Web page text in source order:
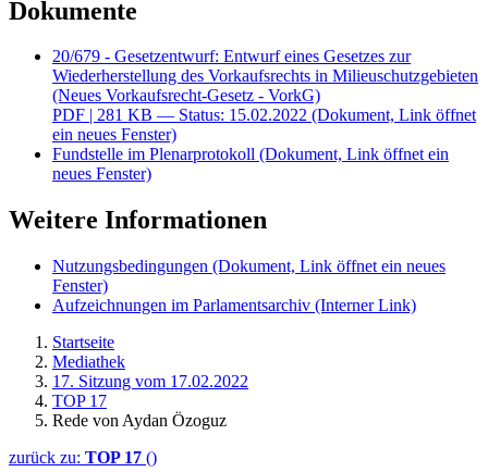
Dokumente
20/679 - Gesetzentwurf: Entwurf eines Gesetzes zur
Wiederherstellung des Vorkaufsrechts in Milieuschutzgebieten
(Neues Vorkaufsrecht-Gesetz - VorkG)
PDF | 281 KB — Status: 15.02.2022 (Dokument, Link öffnet
ein neues Fenster)
Fundstelle im Plenarprotokoll (Dokument, Link öffnet ein
neues Fenster)
Weitere Informationen
Nutzungsbedingungen (Dokument, Link öffnet ein neues
Fenster)
Aufzeichnungen im Parlamentsarchiv (Interner Link)
Startseite
Mediathek
17. Sitzung vom 17.02.2022
TOP 17
Rede von Aydan Özoguz
zurück zu: TOP 17 ()